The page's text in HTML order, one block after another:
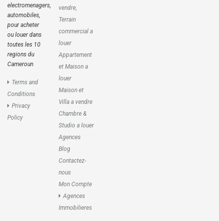
electromenagers,
automobiles,
pour acheter
ou louer dans
toutes les 10
regions du
Cameroun
Terms and
Conditions
Privacy
Policy
vendre,
Terrain
commercial a
louer
Appartement
et Maison a
louer
Maison et
Villa a vendre
Chambre &
Studio a louer
Agences
Blog
Contactez-
nous
Mon Compte
Agences
Immobilieres